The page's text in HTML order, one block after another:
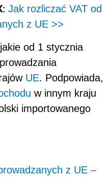
Jak rozliczać VAT od
z UE >>
od 1 stycznia
UE. Podpowiada,
w innym kraju
importowanego
z UE –